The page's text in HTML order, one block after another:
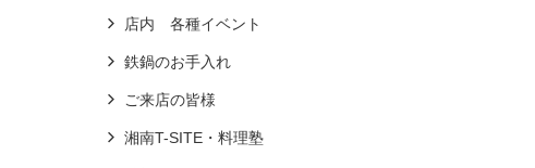
店内 各種イベント
鉄鍋のお手入れ
ご来店の皆様
湘南T-SITE・料理塾